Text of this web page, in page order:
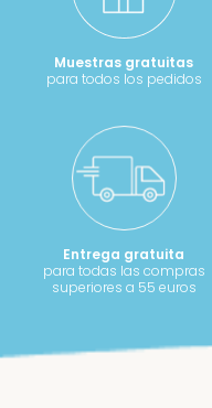
Muestras gratuitas
para todos los pedidos
Entrega gratuita
para todas las compras
superiores a 55 euros